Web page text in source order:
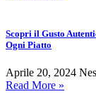
Scopri il Gusto
Ogni Piatto
Aprile 20, 2024
Read More »